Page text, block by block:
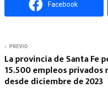
Facebook
PREVIO
La provincia de Santa Fe
15.500 empleos
desde diciembre de 2023